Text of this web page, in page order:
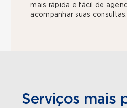
mais rápida e fácil de
acompanhar suas consultas.
Serviços mais